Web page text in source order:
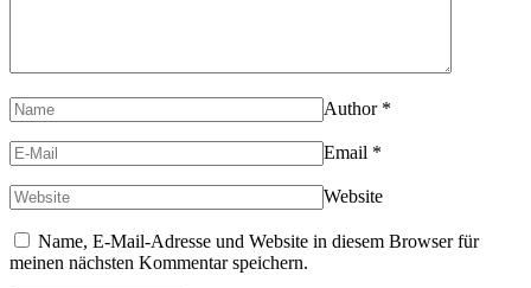
Author *
Email *
Website
Name, E-Mail-Adresse und Website in diesem Browser für
meinen nächsten Kommentar speichern.